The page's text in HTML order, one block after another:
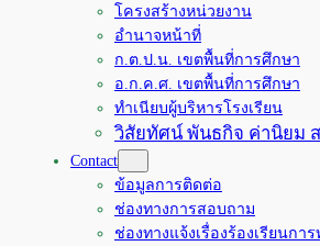
โครงสร้างหน่วยงาน
อำนาจหน้าที่
ก.ต.ป.น. เขตพื้นที่การศึกษา
อ.ก.ค.ศ. เขตพื้นที่การศึกษา
ทำเนียบผู้บริหารโรงเรียน
วิสัยทัศน์ พันธกิจ ค่านิยม
Contact
ข้อมูลการติดต่อ
ช่องทางการสอบถาม
ช่องทางแจ้งเรื่องร้องเรียนกา